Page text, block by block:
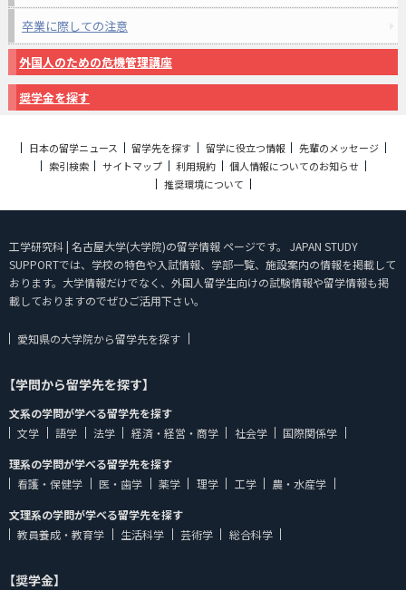
卒業に際しての注意
外国人のための危機管理講座
奨学金を探す
日本の留学ニュース 留学先を探す 留学に役立つ情報
先輩のメッセージ
索引検索
サイトマップ 利用規約
個人情報についてのお知らせ
推奨環境について
工学研究科 | 名古屋大学(大学院)の留学情報 ページです。 JAPAN STUDY
SUPPORTでは、学校の特色や入試情報、学部一覧、施設案内の情報を掲載して
おります。大学情報だけでなく、外国人留学生向けの試験情報や留学情報も掲
載しておりますのでぜひご活用下さい。
愛知県の大学院から留学先を探す
【学問から留学先を探す】
文系の学問が学べる留学先を探す
文学
語学 法学 経済・経営・商学 社会学
国際関係学
理系の学問が学べる留学先を探す
看護・保健学
医・歯学 薬学 理学 工学
農・水産学
文理系の学問が学べる留学先を探す
教員養成・教育学
生活科学 芸術学 総合科学
【奨学金】